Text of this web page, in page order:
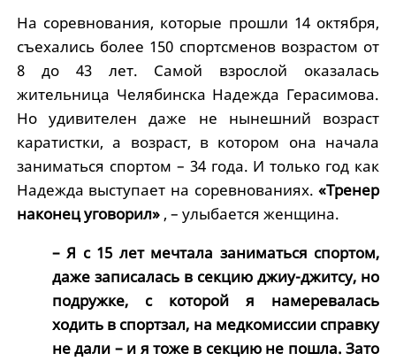
На соревнования, которые прошли 14 октября,
съехались более 150 спортсменов возрастом от
8 до 43 лет. Самой взрослой оказалась
жительница Челябинска Надежда Герасимова.
Но удивителен даже не нынешний возраст
каратистки, а возраст, в котором она начала
заниматься спортом – 34 года. И только год как
Надежда выступает на соревнованиях.«Тренер
наконец уговорил» , – улыбается женщина.
– Я с 15 лет мечтала заниматься спортом,
даже записалась в секцию джиу-джитсу, но
подружке, с которой я намеревалась
ходить в спортзал, на медкомиссии справку
не дали – и я тоже в секцию не пошла. Зато